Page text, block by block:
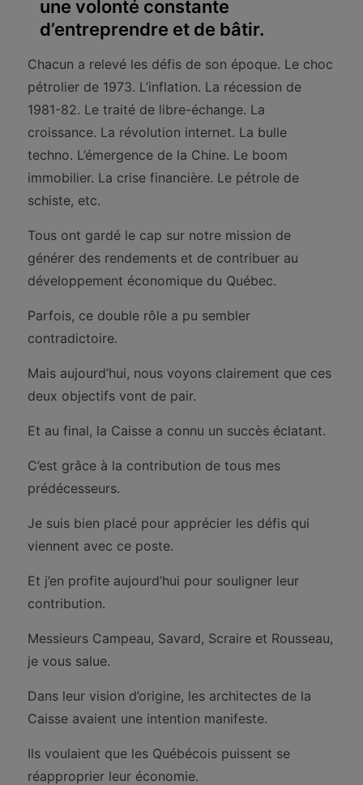
une volonté constante
d’entreprendre et de bâtir.
Chacun a relevé les défis de son époque. Le choc
pétrolier de 1973. L’inflation. La récession de
1981-82. Le traité de libre-échange. La
croissance. La révolution internet. La bulle
techno. L’émergence de la Chine. Le boom
immobilier. La crise financière. Le pétrole de
schiste, etc.
Tous ont gardé le cap sur notre mission de
générer des rendements et de contribuer au
développement économique du Québec.
Parfois, ce double rôle a pu sembler
contradictoire.
Mais aujourd’hui, nous voyons clairement que ces
deux objectifs vont de pair.
Et au final, la Caisse a connu un succès éclatant.
C’est grâce à la contribution de tous mes
prédécesseurs.
Je suis bien placé pour apprécier les défis qui
viennent avec ce poste.
Et j’en profite aujourd’hui pour souligner leur
contribution.
Messieurs Campeau, Savard, Scraire et Rousseau,
je vous salue.
Dans leur vision d’origine, les architectes de la
Caisse avaient une intention manifeste.
Ils voulaient que les Québécois puissent se
réapproprier leur économie.